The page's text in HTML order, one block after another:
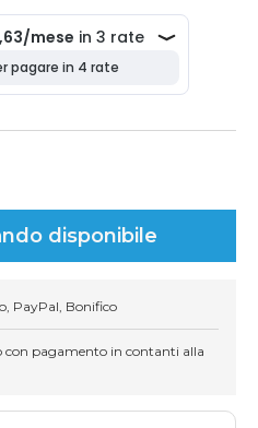
disponibile
PayPal, Bonifico
con pagamento in contanti alla